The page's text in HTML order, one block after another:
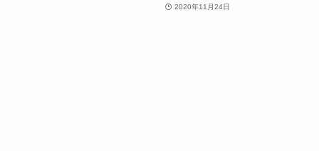
2020年11月24日